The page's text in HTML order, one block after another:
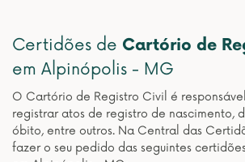
Certidões de Cartório de
em Alpinópolis - MG
O Cartório de Registro Civil é
registrar atos de registro de nascimento,
óbito, entre outros. Na Central das
fazer o seu pedido das seguintes